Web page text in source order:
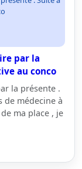
par la
au conco
la présente .
de médecine à
ma place , je